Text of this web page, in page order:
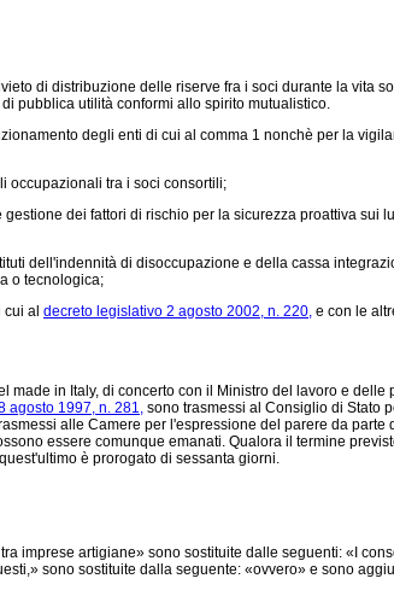
di distribuzione delle riserve fra i soci durante la vita
pubblica utilità conformi allo spirito mutualistico.
degli enti di cui al comma 1 nonchè per la
occupazionali tra i soci consortili;
dei fattori di rischio per la sicurezza proattiva sui
dell'indennità di disoccupazione e della cassa
o tecnologica;
al decreto legislativo 2 agosto 2002, n. 220, e con le
in Italy, di concerto con il Ministro del lavoro e delle
agosto 1997, n. 281, sono trasmessi al Consiglio di Stato
alle Camere per l'espressione del parere da parte
essere comunque emanati. Qualora il termine
è prorogato di sessanta giorni.
imprese artigiane» sono sostituite dalle seguenti: «I
sono sostituite dalla seguente: «ovvero» e sono